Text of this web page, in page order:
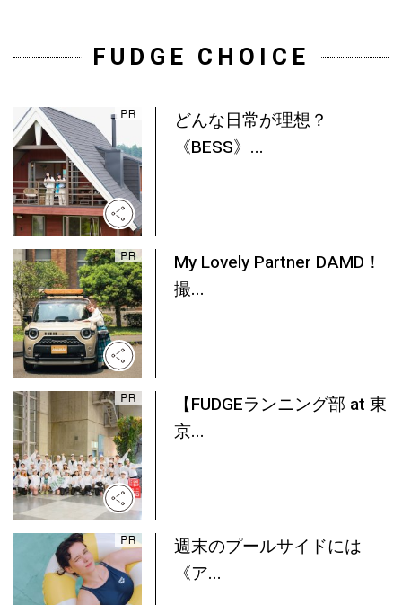
FUDGE CHOICE
どんな日常が理想？
《BESS》...
My Lovely Partner DAMD！
撮...
【FUDGEランニング部 at 東
京...
週末のプールサイドには
《ア...